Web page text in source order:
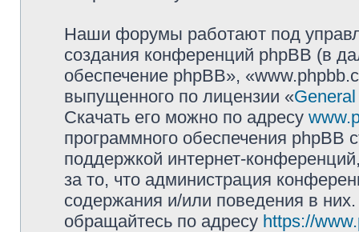
Наши форумы работают под
создания конференций phpBB (в
обеспечение phpBB»,
выпущенного по лицензии «
Скачать его можно по адресу
программного обеспечения phpBB
поддержкой интернет-
за то, что администрация
содержания и/или поведения в
обращайтесь по адресу https://